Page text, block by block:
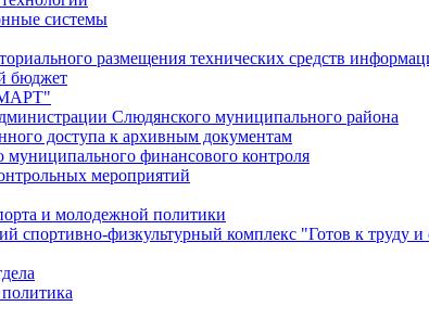
системы
размещения технических средств
бюджет
Слюдянского муниципального района
доступа к архивным документам
муниципального финансового контроля
мероприятий
и молодежной политики
спортивно-физкультурный комплекс "Готов к труду и